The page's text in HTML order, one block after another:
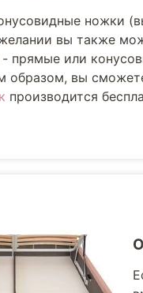
ножки
вы также
прямые или
образом, вы
производится